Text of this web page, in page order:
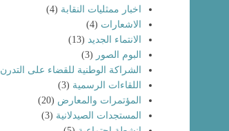
اخبار ممثليات النقابة (4)
الاشعارات (4)
الانتماء الجديد (13)
البوم الصور (3)
الشراكة الوطنية للقضاء على التدرن
اللقاءات الرسمية (3)
المؤتمرات والمعارض (20)
المستجدات الصيدلانية (3)